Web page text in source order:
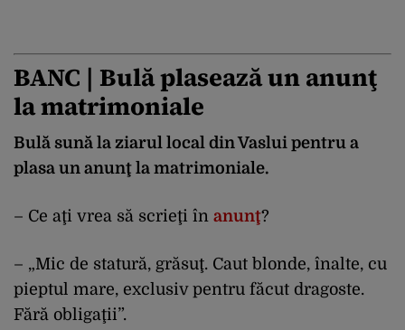
BANC | Bulă plasează un anunţ
la matrimoniale
Bulă sună la ziarul local din Vaslui pentru a
plasa un anunţ la matrimoniale.
– Ce aţi vrea să scrieţi în anunţ?
– „Mic de statură, grăsuţ. Caut blonde, înalte, cu
pieptul mare, exclusiv pentru făcut dragoste.
Fără obligaţii”.